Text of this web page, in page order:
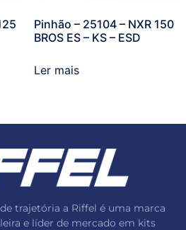
Pinhão – 25104 – NXR 150
BROS ES – KS – ESD
Ler mais
trajetória a Riffel é uma marca
e líder de mercado em kits